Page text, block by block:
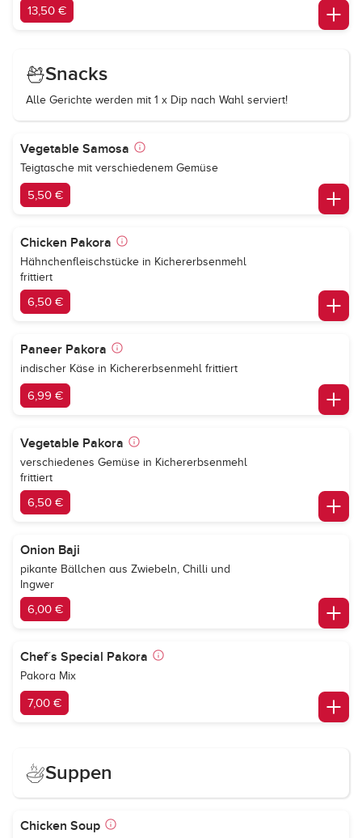
13,50 €
Snacks
Alle Gerichte werden mit 1 x Dip nach Wahl serviert!
Vegetable Samosa
Teigtasche mit verschiedenem Gemüse
5,50 €
Chicken Pakora
Hähnchenfleischstücke in Kichererbsenmehl
frittiert
6,50 €
Paneer Pakora
indischer Käse in Kichererbsenmehl frittiert
6,99 €
Vegetable Pakora
verschiedenes Gemüse in Kichererbsenmehl
frittiert
6,50 €
Onion Baji
pikante Bällchen aus Zwiebeln, Chilli und
Ingwer
6,00 €
Chef´s Special Pakora
Pakora Mix
7,00 €
Suppen
Chicken Soup